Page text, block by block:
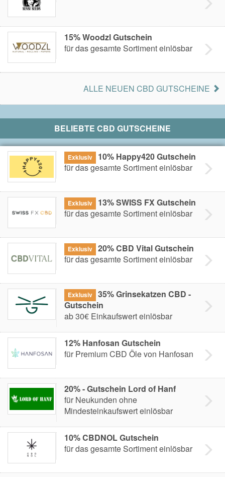
15% Woodzl Gutschein
für das gesamte Sortiment einlösbar
ALLE NEUEN CBD GUTSCHEINE
BELIEBTE CBD GUTSCHEINE
Exklusiv
10% Happy420 Gutschein
für das gesamte Sortiment einlösbar
Exklusiv
13% SWISS FX Gutschein
für das gesamte Sortiment einlösbar
Exklusiv
20% CBD Vital Gutschein
für das gesamte Sortiment einlösbar
Exklusiv
35% Grinsekatzen CBD -
Gutschein
ab 30€ Einkaufswert einlösbar
12% Hanfosan Gutschein
für Premium CBD Öle von Hanfosan
20% - Gutschein Lord of Hanf
für Neukunden ohne
Mindesteinkaufswert einlösbar
10% CBDNOL Gutschein
für das gesamte Sortiment einlösbar